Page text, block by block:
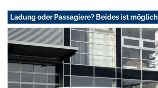
Ladung oder Passagiere? Beides ist möglich